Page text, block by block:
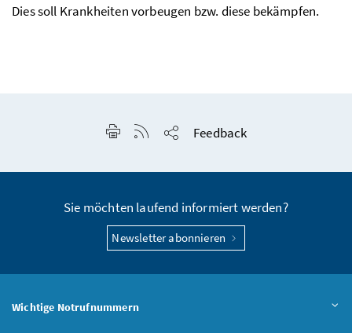
Dies soll Krankheiten vorbeugen bzw. diese bekämpfen.
Seite drucken
RSS-Feed anzeigen
Feedback
Sie möchten laufend informiert werden?
Newsletter abonnieren
Wichtige Notrufnummern